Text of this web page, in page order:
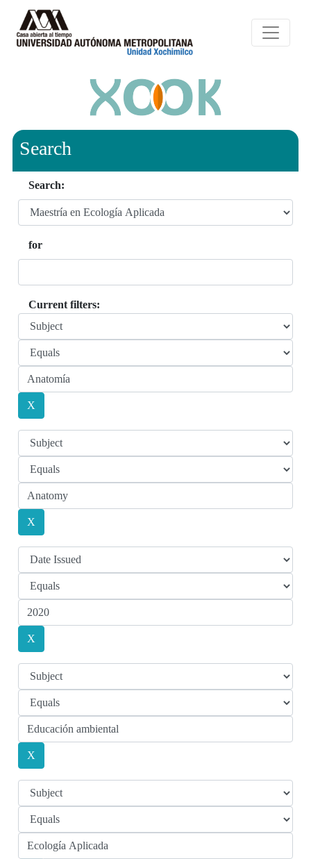
Search
Search:
for
Current filters: